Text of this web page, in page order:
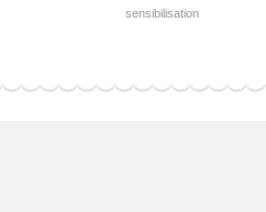
sensibilisation